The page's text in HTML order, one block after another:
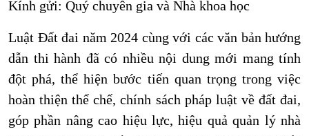
Kính gửi: Quý chuyên gia và Nhà khoa học
Luật Đất đai năm 2024 cùng với các văn bản hướng
dẫn thi hành đã có nhiều nội dung mới mang tính
đột phá, thể hiện bước tiến quan trọng trong việc
hoàn thiện thể chế, chính sách pháp luật về đất đai,
góp phần nâng cao hiệu lực, hiệu quả quản lý nhà